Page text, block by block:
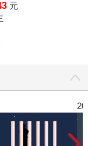
森，他起初只是
深感不安，決定
多年為理想奮
薪水微薄；但也
開創的。 有
自己過於渺小、
們不要妄自菲
元
2026年8月金石堂